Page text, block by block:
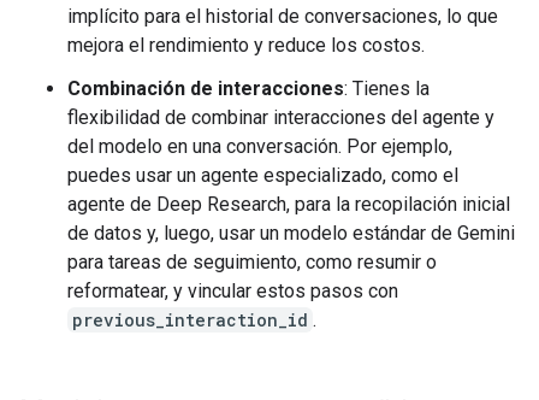
implícito para el historial de conversaciones, lo que
mejora el rendimiento y reduce los costos.
Combinación de interacciones: Tienes la
flexibilidad de combinar interacciones del agente y
del modelo en una conversación. Por ejemplo,
puedes usar un agente especializado, como el
agente de Deep Research, para la recopilación inicial
de datos y, luego, usar un modelo estándar de Gemini
para tareas de seguimiento, como resumir o
reformatear, y vincular estos pasos con
previous_interaction_id .